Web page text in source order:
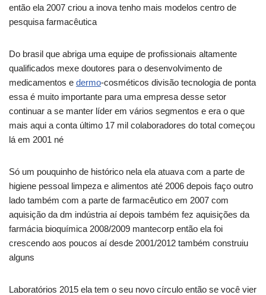
então ela 2007 criou a inova tenho mais modelos centro de
pesquisa farmacêutica
Do brasil que abriga uma equipe de profissionais altamente
qualificados mexe doutores para o desenvolvimento de
medicamentos e dermo-cosméticos divisão tecnologia de ponta
essa é muito importante para uma empresa desse setor
continuar a se manter líder em vários segmentos e era o que
mais aqui a conta último 17 mil colaboradores do total começou
lá em 2001 né
Só um pouquinho de histórico nela ela atuava com a parte de
higiene pessoal limpeza e alimentos até 2006 depois faço outro
lado também com a parte de farmacêutico em 2007 com
aquisição da dm indústria aí depois também fez aquisições da
farmácia bioquímica 2008/2009 mantecorp então ela foi
crescendo aos poucos aí desde 2001/2012 também construiu
alguns
Laboratórios 2015 ela tem o seu novo círculo então se você vier